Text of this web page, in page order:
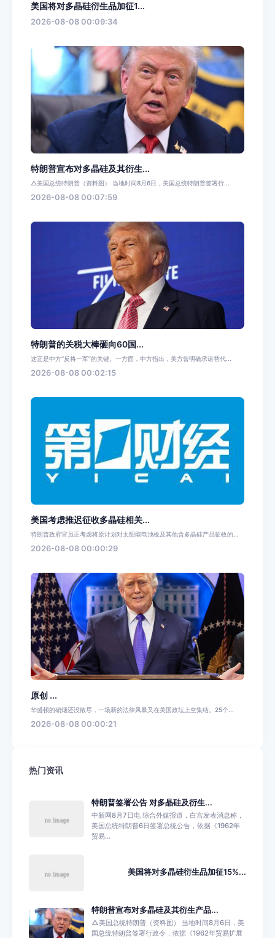
美国将对多晶硅衍生品加征1...
2026-08-08 00:09:34
特朗普宣布对多晶硅及其衍生...
△美国总统特朗普（资料图） 当地时间8月6日，美国总统特朗普签署行...
2026-08-08 00:07:59
特朗普的关税大棒砸向60国...
这正是中方“反将一军”的关键。一方面，中方指出，美方曾明确承诺替代...
2026-08-08 00:02:15
美国考虑推迟征收多晶硅相关...
特朗普政府官员正考虑将原计划对太阳能电池板及其他含多晶硅产品征收的...
2026-08-08 00:00:29
原创 ...
华盛顿的硝烟还没散尽，一场新的法律风暴又在美国政坛上空集结。25个...
2026-08-08 00:00:21
热门资讯
特朗普签署公告 对多晶硅及衍生...
中新网8月7日电 综合外媒报道，白宫发表消息称，
美国总统特朗普6日签署总统公告，依据《1962年
贸易...
美国将对多晶硅衍生品加征15%...
特朗普宣布对多晶硅及其衍生产品...
△美国总统特朗普（资料图） 当地时间8月6日，美
国总统特朗普签署行政令，依据《1962年贸易扩展